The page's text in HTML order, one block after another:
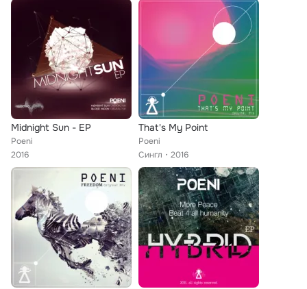
Midnight Sun - EP
Poeni
2016
That's My Point
Poeni
Сингл
2016